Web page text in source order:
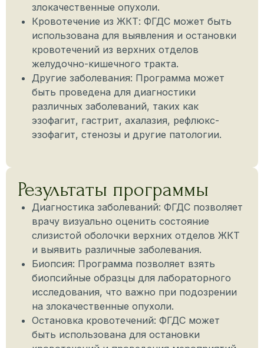
злокачественные опухоли.
Кровотечение из ЖКТ: ФГДС может быть
использована для выявления и остановки
кровотечений из верхних отделов
желудочно-кишечного тракта.
Другие заболевания: Программа может
быть проведена для диагностики
различных заболеваний, таких как
эзофагит, гастрит, ахалазия, рефлюкс-
эзофагит, стенозы и другие патологии.
Результаты программы
Диагностика заболеваний: ФГДС позволяет
врачу визуально оценить состояние
слизистой оболочки верхних отделов ЖКТ
и выявить различные заболевания.
Биопсия: Программа позволяет взять
биопсийные образцы для лабораторного
исследования, что важно при подозрении
на злокачественные опухоли.
Остановка кровотечений: ФГДС может
быть использована для остановки